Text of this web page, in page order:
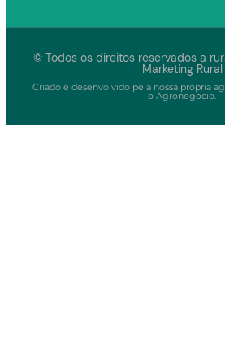
© Todos os direitos reservados a
Marketing Rural
Criado e desenvolvido pela nossa própria
o Agronegócio.